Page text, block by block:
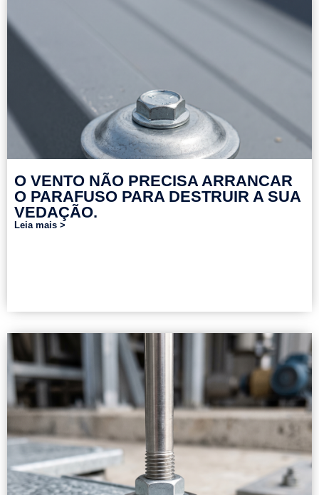
O VENTO NÃO PRECISA ARRANCAR
O PARAFUSO PARA DESTRUIR A SUA
VEDAÇÃO.
Leia mais >